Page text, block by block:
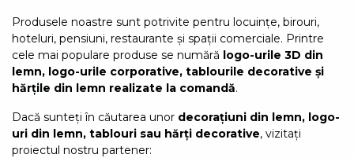
Produsele noastre sunt potrivite pentru locuințe, birouri,
hoteluri, pensiuni, restaurante și spații comerciale. Printre
cele mai populare produse se numără logo-urile 3D din
lemn, logo-urile corporative, tablourile decorative și
hărțile din lemn realizate la comandă.
Dacă sunteți în căutarea unor decorațiuni din lemn, logo-
uri din lemn, tablouri sau hărți decorative, vizitați
proiectul nostru partener: